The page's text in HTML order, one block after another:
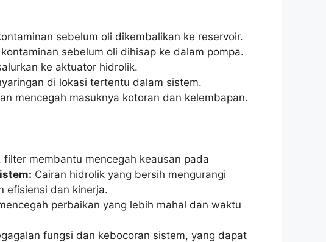
sebelum oli dikembalikan ke reservoir.
sebelum oli dihisap ke dalam pompa.
ke aktuator hidrolik.
di lokasi tertentu dalam sistem.
mencegah masuknya kotoran dan kelembapan.
membantu mencegah keausan pada
Cairan hidrolik yang bersih mengurangi
efisiensi dan kinerja.
perbaikan yang lebih mahal dan waktu
fungsi dan kebocoran sistem, yang dapat